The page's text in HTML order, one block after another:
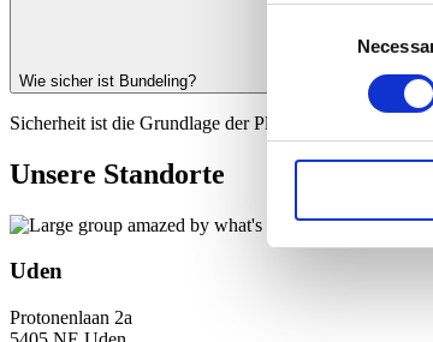
Wie sicher ist Bundeling?
Sicherheit ist die Grundlage der Plattform. Zugriffe
Unsere Standorte
Uden
Protonenlaan 2a